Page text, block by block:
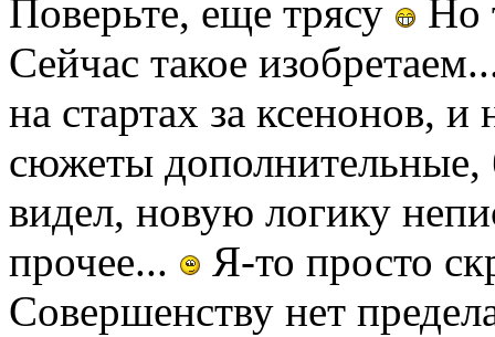
Поверьте, еще трясу
Но
Сейчас такое
на стартах за ксенонов, и
сюжеты
видел, новую логику
прочее...
Я-то просто
Совершенству нет